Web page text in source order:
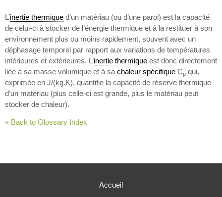
L’inertie thermique d’un matériau (ou d’une paroi) est la capacité
de celui-ci à stocker de l’énergie thermique et à la restituer à son
environnement plus ou moins rapidement, souvent avec un
déphasage temporel par rapport aux variations de températures
intérieures et extérieures. L’inertie thermique est donc directement
liée à sa masse volumique et à sa chaleur spécifique Cp qui,
exprimée en J/(kg.K), quantifie la capacité de réserve thermique
d’un matériau (plus celle-ci est grande, plus le matériau peut
stocker de chaleur).
« Back to Glossary Index
Accueil